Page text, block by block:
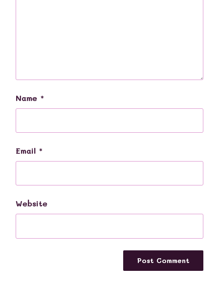
Name *
Email *
Website